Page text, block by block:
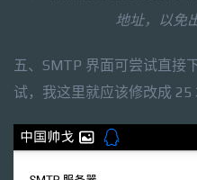
地址，以免
五、SMTP 界面可尝试直接
试，我这里就应该修改成 25